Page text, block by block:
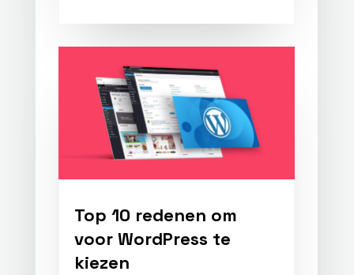
Top 10 redenen om
voor WordPress te
kiezen